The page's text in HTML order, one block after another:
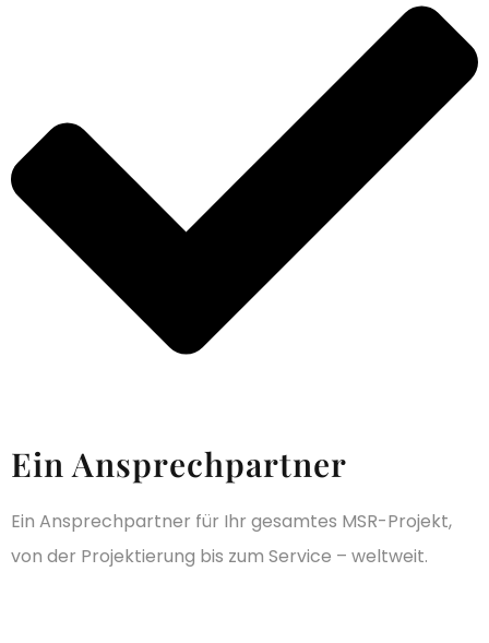
Ein Ansprechpartner
Ein Ansprechpartner für Ihr gesamtes MSR-Projekt,
von der Projektierung bis zum Service – weltweit.